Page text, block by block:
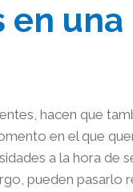
en una
hacen que
en el que
a la hora de
pueden pasarlo